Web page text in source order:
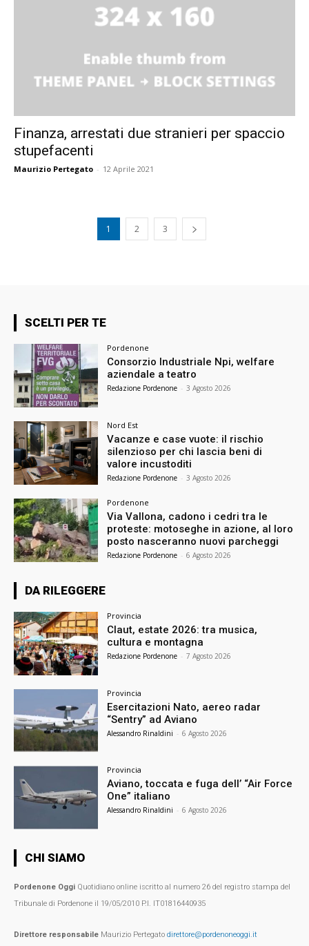
Finanza, arrestati due stranieri per spaccio
stupefacenti
Maurizio Pertegato - 12 Aprile 2021
1 2 3
SCELTI PER TE
Pordenone
Consorzio Industriale Npi, welfare
aziendale a teatro
Redazione Pordenone - 3 Agosto 2026
Nord Est
Vacanze e case vuote: il rischio
silenzioso per chi lascia beni di
valore incustoditi
Redazione Pordenone - 3 Agosto 2026
Pordenone
Via Vallona, cadono i cedri tra le
proteste: motoseghe in azione, al loro
posto nasceranno nuovi parcheggi
Redazione Pordenone - 6 Agosto 2026
DA RILEGGERE
Provincia
Claut, estate 2026: tra musica,
cultura e montagna
Redazione Pordenone - 7 Agosto 2026
Provincia
Esercitazioni Nato, aereo radar
“Sentry” ad Aviano
Alessandro Rinaldini - 6 Agosto 2026
Provincia
Aviano, toccata e fuga dell’ “Air Force
One” italiano
Alessandro Rinaldini - 6 Agosto 2026
CHI SIAMO
Pordenone Oggi Quotidiano online iscritto al numero 26 del registro stampa del
Tribunale di Pordenone il 19/05/2010 P.I. IT01816440935
Direttore responsabile Maurizio Pertegato direttore@pordenoneoggi.it